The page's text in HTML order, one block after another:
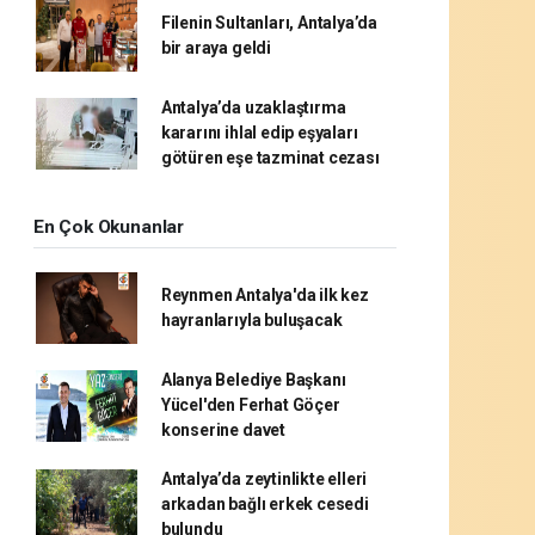
Filenin Sultanları, Antalya’da
bir araya geldi
Antalya’da uzaklaştırma
kararını ihlal edip eşyaları
götüren eşe tazminat cezası
En Çok Okunanlar
Reynmen Antalya'da ilk kez
hayranlarıyla buluşacak
Alanya Belediye Başkanı
Yücel'den Ferhat Göçer
konserine davet
Antalya’da zeytinlikte elleri
arkadan bağlı erkek cesedi
bulundu